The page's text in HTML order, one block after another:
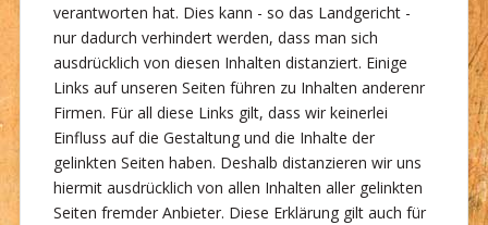
verantworten hat. Dies kann - so das Landgericht -
nur dadurch verhindert werden, dass man sich
ausdrücklich von diesen Inhalten distanziert. Einige
Links auf unseren Seiten führen zu Inhalten anderenr
Firmen. Für all diese Links gilt, dass wir keinerlei
Einfluss auf die Gestaltung und die Inhalte der
gelinkten Seiten haben. Deshalb distanzieren wir uns
hiermit ausdrücklich von allen Inhalten aller gelinkten
Seiten fremder Anbieter. Diese Erklärung gilt auch für